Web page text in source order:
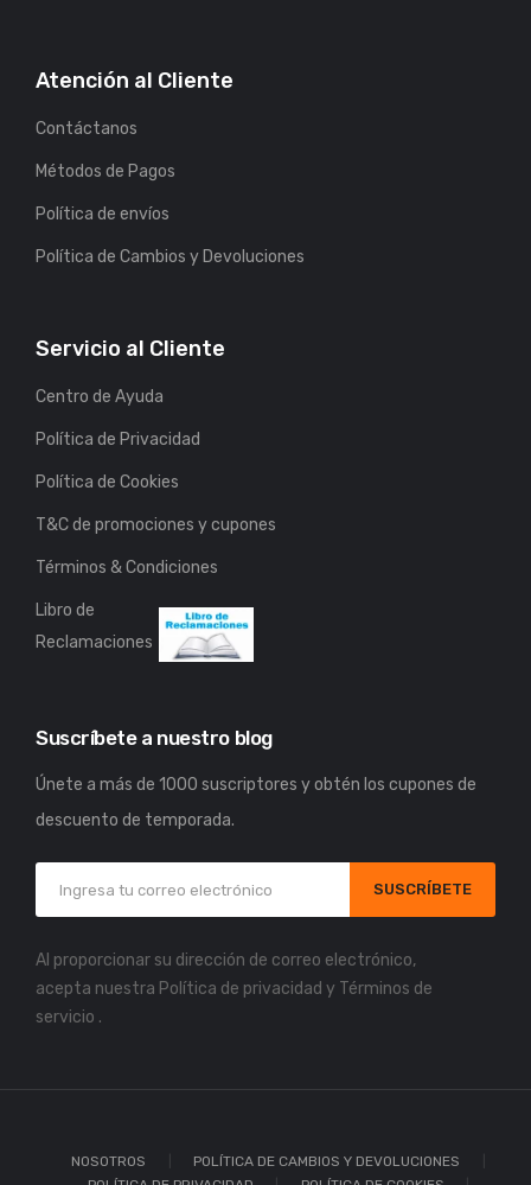
Atención al Cliente
Contáctanos
Métodos de Pagos
Política de envíos
Política de Cambios y Devoluciones
Servicio al Cliente
Centro de Ayuda
Política de Privacidad
Política de Cookies
T&C de promociones y cupones
Términos & Condiciones
Libro de
Reclamaciones
Suscríbete a nuestro blog
Únete a más de 1000 suscriptores y obtén los cupones de
descuento de temporada.
SUSCRÍBETE
Al proporcionar su dirección de correo electrónico,
acepta nuestra Política de privacidad y Términos de
servicio .
NOSOTROS
POLÍTICA DE CAMBIOS Y DEVOLUCIONES